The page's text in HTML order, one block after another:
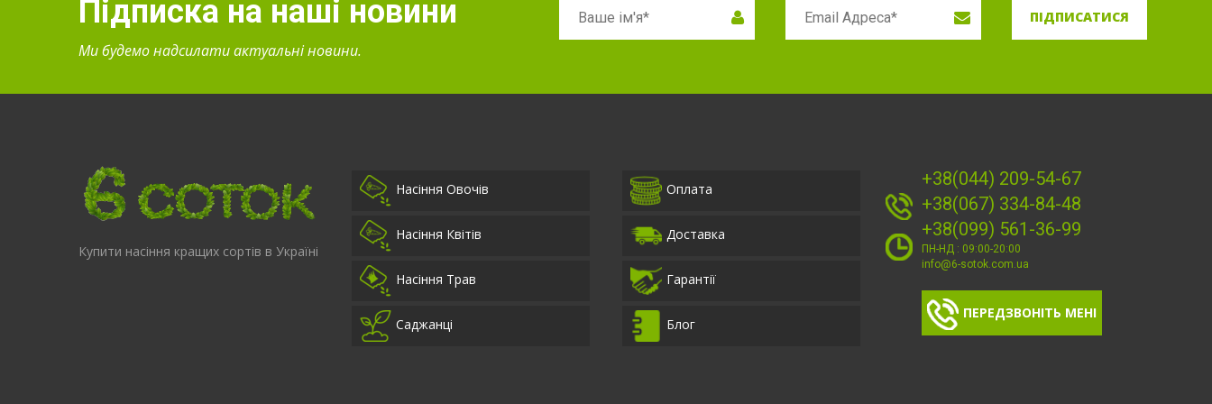
Підписка на наші новини
Ми будемо надсилати актуальні новини.
ПІДПИСАТИСЯ
Купити насіння кращих сортів в Україні
Насіння Овочів
Насіння Квітів
Насіння Трав
Саджанці
Оплата
Доставка
Гарантії
Блог
+38(044) 209-54-67
+38(067) 334-84-48
+38(099) 561-36-99
ПН-НД : 09:00-20:00
info@6-sotok.com.ua
ПЕРЕДЗВОНІТЬ МЕНІ